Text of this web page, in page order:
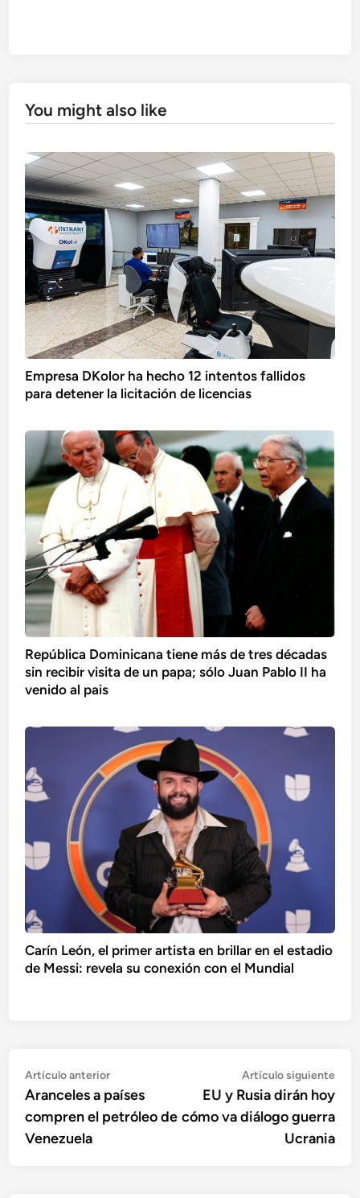
You might also like
Empresa DKolor ha hecho 12 intentos fallidos
para detener la licitación de licencias
República Dominicana tiene más de tres décadas
sin recibir visita de un papa; sólo Juan Pablo II ha
venido al pais
Carín León, el primer artista en brillar en el estadio
de Messi: revela su conexión con el Mundial
Navegación
de
entradas
Artículo anteriorArtículo
anterior:
Aranceles a países
compren el petróleo de
Venezuela
Artículo siguiente
EU y Rusia dirán hoy
cómo va diálogo guerra
Ucrania